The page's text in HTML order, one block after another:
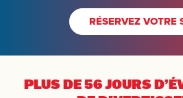
RÉSERVEZ VOTRE
PLUS DE 56 JOURS